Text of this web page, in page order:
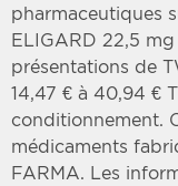
pharmaceutiques
ELIGARD 22,5
présentations de
14,47 € à 40,94 €
conditionnement.
médicaments
FARMA. Les